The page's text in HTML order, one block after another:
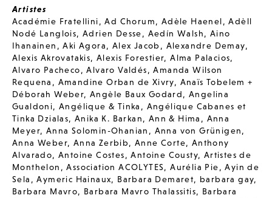
Artistes
Académie Fratellini,Ad Chorum, Adèle Haenel,Adèll
Nodé Langlois,Adrien Desse, Aedín Walsh, Aino
Ihanainen ,Aki Agora, Alex Jacob , Alexandre Demay,
Alexis Akrovatakis,Alexis Forestier,Alma Palacios,
Alvaro Pacheco,Alvaro Valdés,Amanda Wilson
Requena , Amandine Orban de Xivry, Anaïs Tobelem +
Déborah Weber,Angèle Baux Godard,Angelina
Gualdoni,Angélique & Tinka , Angélique Cabanes et
Tinka Dzialas,Anika K. Barkan, Ann & Hima , Anna
Meyer, Anna Solomin-Ohanian , Anna von Grünigen,
Anna Weber, Anna Zerbib,Anne Corte, Anthony
Alvarado,Antoine Costes,Antoine Cousty, Artistes de
Monthelon ,Association ACOLYTES,Aurélia Pie,Ayin de
Sela ,Aymeric Hainaux, Barbara Demaret, barbara gay,
Barbara Mavro, Barbara Mavro Thalassitis, Barbara